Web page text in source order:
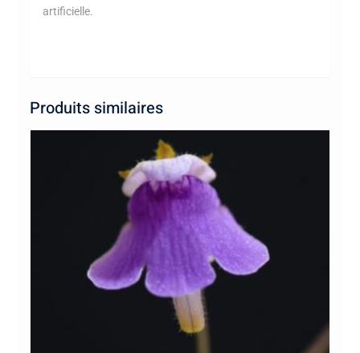
artificielle.
Produits similaires